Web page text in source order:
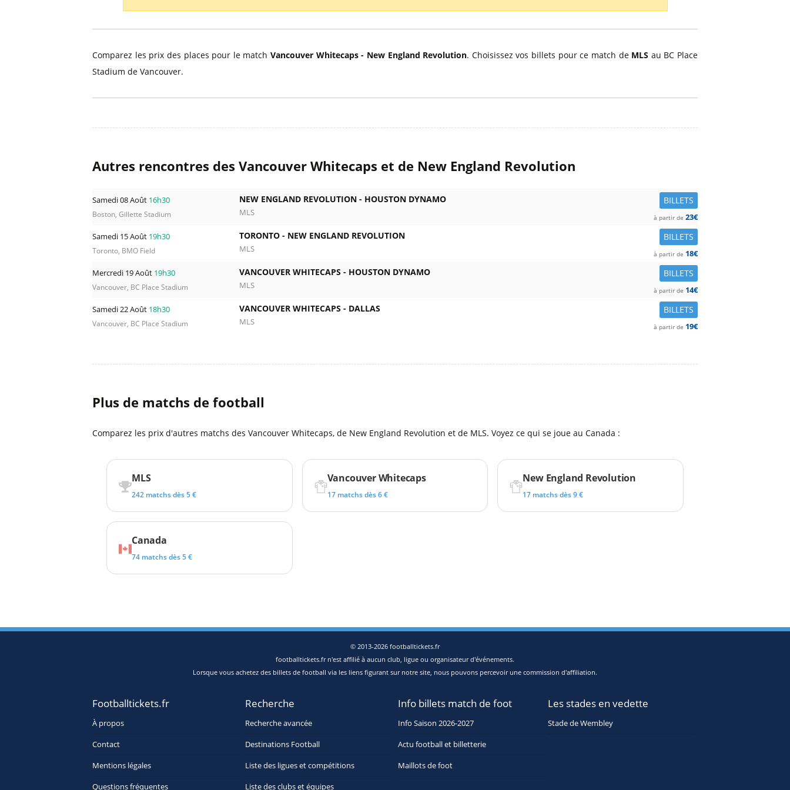
Billets Saudi Pro League
Comparez les prix des places pour le match Vancouver Whitecaps - New England Revolution. Choisissez vos billets pour ce match de MLS au BC Place
Stadium de Vancouver.
Autres rencontres des Vancouver Whitecaps et de New England Revolution
Samedi 08 Août 16h30
Boston, Gillette Stadium
BILLETS
NEW ENGLAND REVOLUTION - HOUSTON DYNAMO
MLS à partir de 23€
Samedi 15 Août 19h30
Toronto, BMO Field
BILLETS
TORONTO - NEW ENGLAND REVOLUTION
MLS à partir de 18€
Mercredi 19 Août 19h30
Vancouver, BC Place Stadium
BILLETS
VANCOUVER WHITECAPS - HOUSTON DYNAMO
MLS à partir de 14€
Samedi 22 Août 18h30
Vancouver, BC Place Stadium
BILLETS
VANCOUVER WHITECAPS - DALLAS
MLS à partir de 19€
Plus de matchs de football
Comparez les prix d'autres matchs des Vancouver Whitecaps, de New England Revolution et de MLS. Voyez ce qui se joue au Canada :
MLS
242 matchs dès 5 €
Vancouver Whitecaps
17 matchs dès 6 €
New England Revolution
17 matchs dès 9 €
Canada
74 matchs dès 5 €
© 2013-2026 footballtickets.fr
footballtickets.fr n'est affilié à aucun club, ligue ou organisateur d'événements.
Lorsque vous achetez des billets de football via les liens figurant sur notre site, nous pouvons percevoir une commission d'affiliation.
Footballtickets.fr
À propos
Contact
Mentions légales
Questions fréquentes
Recherche
Recherche avancée
Destinations Football
Liste des ligues et compétitions
Liste des clubs et équipes
Info billets match de foot
Info Saison 2026-2027
Actu football et billetterie
Maillots de foot
Les stades en vedette
Stade de Wembley